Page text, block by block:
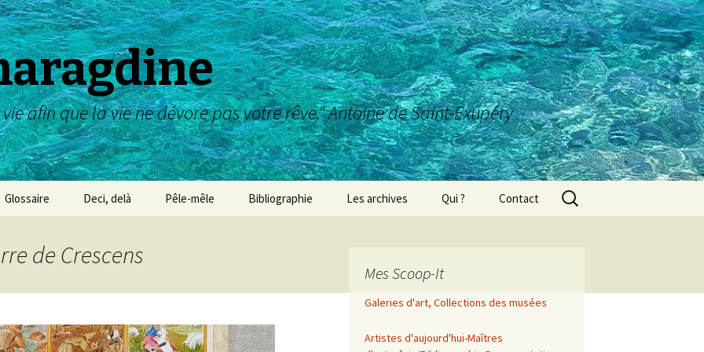
afin que la vie ne dévore pas votre rêve." Antoine de Saint-Exupéry
Glossaire Deci, delà Pêle-mêle
peinture
Galerie des Maîtres :
sculpture
Bibliographie Les archives Qui ? Contact
Rechercher :
de Crescens
Mes Scoop-It
Galeries d'art, Collections des musées
Artistes d'aujourd'hui-Maîtres